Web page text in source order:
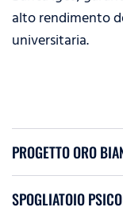
alto rendimento
universitaria.
PROGETTO ORO
SPOGLIATOIO